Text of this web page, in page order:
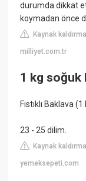
durumda dikkat
koymadan önce
Kaynak
milliyet.com.tr
1 kg soğuk
Fıstıklı Baklava (1
23 - 25 dilim.
Kaynak
yemeksepeti.com